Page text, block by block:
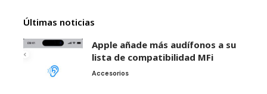
Últimas noticias
Apple añade más audífonos a su
lista de compatibilidad MFi
Accesorios